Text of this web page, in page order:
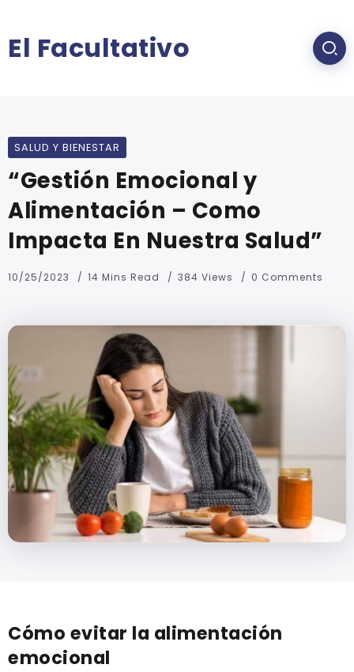
El Facultativo
SALUD Y BIENESTAR
“Gestión Emocional y
Alimentación – Como
Impacta En Nuestra Salud”
10/25/2023 14 Mins Read 384 Views 0 Comments
Cómo evitar la alimentación
emocional